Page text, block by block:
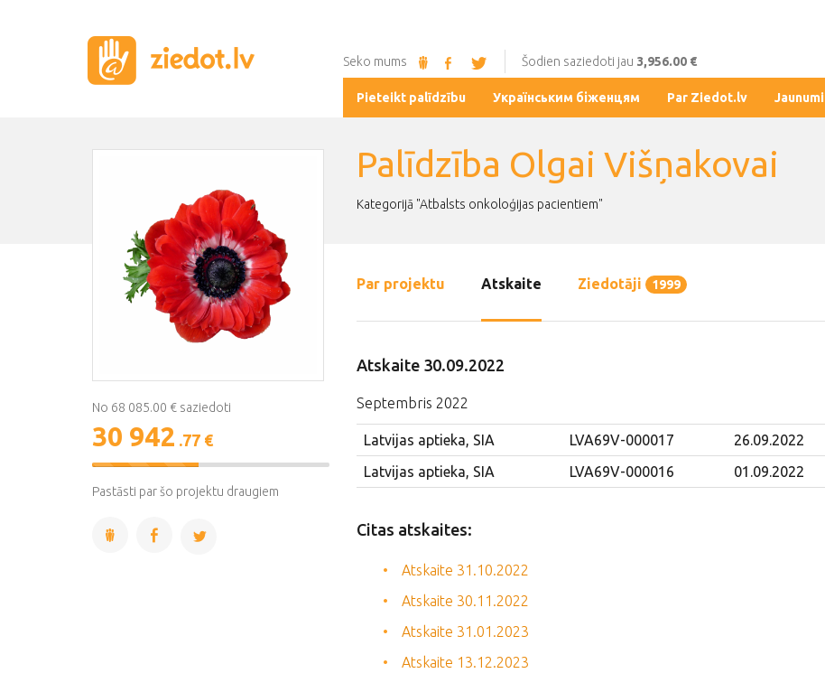
Seko mums Šodien saziedoti jau 3,956.00 €
Pieteikt palīdzību Українським біженцям Par Ziedot.lv Jaunumi
Palīdzība Olgai Višņakovai
Kategorijā "Atbalsts onkoloģijas pacientiem"
No 68 085.00 € saziedoti
30 942 .77 €
45%
Complete
Pastāsti par šo projektu draugiem
Par projektu Atskaite Ziedotāji 1999
Atskaite 30.09.2022
Septembris 2022
Latvijas aptieka, SIA LVA69V-000017 26.09.2022
Latvijas aptieka, SIA
LVA69V-000016 01.09.2022
Citas atskaites:
Atskaite 31.10.2022
Atskaite 30.11.2022
Atskaite 31.01.2023
Atskaite 13.12.2023